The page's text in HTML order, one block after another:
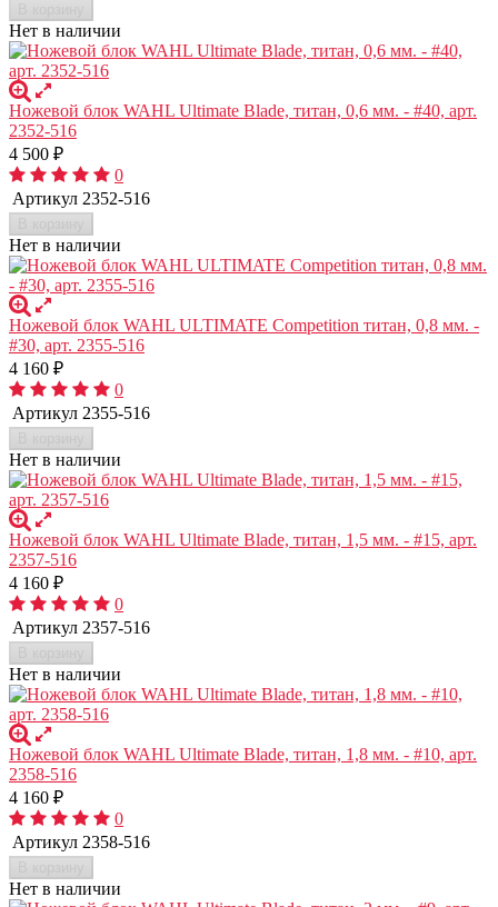
Нет в наличии
Ножевой блок WAHL Ultimate Blade, титан, 0,6 мм. - #40, арт.
2352-516
4 500 ₽
0
Артикул 2352-516
Нет в наличии
Ножевой блок WAHL ULTIMATE Competition титан, 0,8 мм. -
#30, арт. 2355-516
4 160 ₽
0
Артикул 2355-516
Нет в наличии
Ножевой блок WAHL Ultimate Blade, титан, 1,5 мм. - #15, арт.
2357-516
4 160 ₽
0
Артикул 2357-516
Нет в наличии
Ножевой блок WAHL Ultimate Blade, титан, 1,8 мм. - #10, арт.
2358-516
4 160 ₽
0
Артикул 2358-516
Нет в наличии